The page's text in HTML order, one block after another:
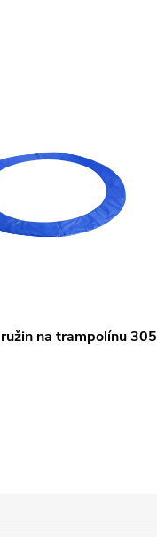
na trampolínu 305